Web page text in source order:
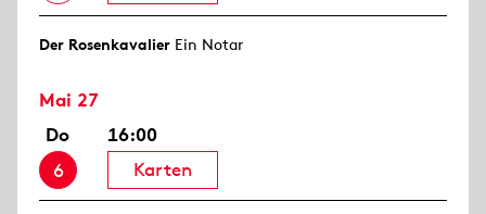
Der Rosen­kavalier Ein Notar
Mai 27
Do
6
16:00
Karten